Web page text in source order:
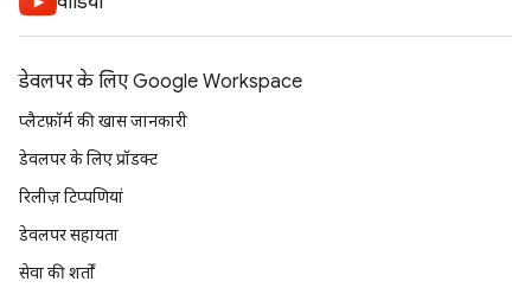
डेवलपर के लिए Google Workspace
प्लैटफ़ॉर्म की खास जानकारी
डेवलपर के लिए प्रॉडक्ट
रिलीज़ टिप्पणियां
डेवलपर सहायता
सेवा की शर्तों